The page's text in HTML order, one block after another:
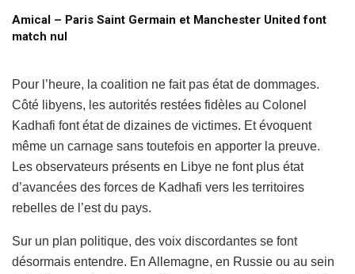
Amical – Paris Saint Germain et Manchester United font
match nul
Pour l’heure, la coalition ne fait pas état de dommages.
Côté libyens, les autorités restées fidèles au Colonel
Kadhafi font état de dizaines de victimes. Et évoquent
même un carnage sans toutefois en apporter la preuve.
Les observateurs présents en Libye ne font plus état
d’avancées des forces de Kadhafi vers les territoires
rebelles de l’est du pays.
Sur un plan politique, des voix discordantes se font
désormais entendre. En Allemagne, en Russie ou au sein